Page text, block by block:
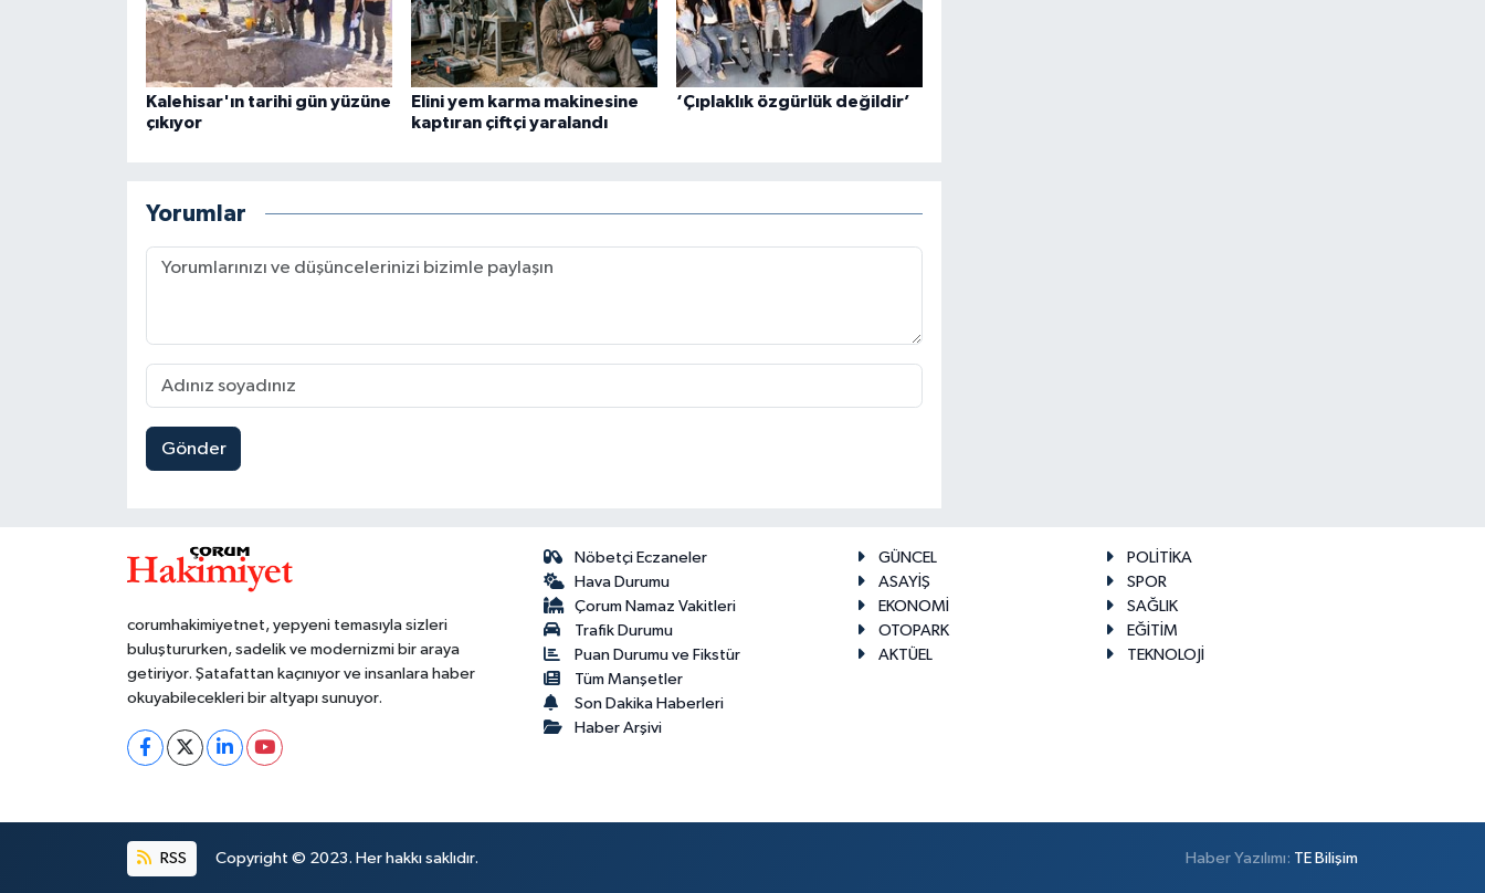
Kalehisar'ın tarihi gün yüzüne
çıkıyor
Elini yem karma makinesine
kaptıran çiftçi yaralandı
‘Çıplaklık özgürlük değildir’
Yorumlar
Gönder
corumhakimiyetnet, yepyeni temasıyla sizleri
buluştururken, sadelik ve modernizmi bir araya
getiriyor. Şatafattan kaçınıyor ve insanlara haber
okuyabilecekleri bir altyapı sunuyor.
Nöbetçi Eczaneler
Hava Durumu
Çorum Namaz Vakitleri
Trafik Durumu
Puan Durumu ve Fikstür
Tüm Manşetler
Son Dakika Haberleri
Haber Arşivi
GÜNCEL
POLİTİKA
ASAYİŞ
SPOR
EKONOMİ
SAĞLIK
OTOPARK
EĞİTİM
AKTÜEL
TEKNOLOJİ
RSS Copyright © 2023. Her hakkı saklıdır. Haber Yazılımı: TE Bilişim